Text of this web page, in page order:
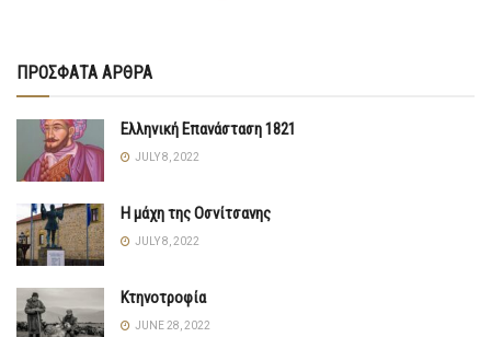
ΠΡΟΣΦΑΤΑ ΑΡΘΡΑ
Ελληνική Επανάσταση 1821
JULY 8, 2022
Η μάχη της Οσνίτσανης
JULY 8, 2022
Κτηνοτροφία
JUNE 28, 2022